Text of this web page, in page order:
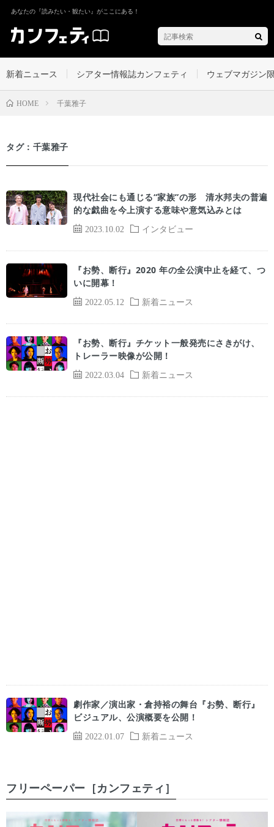
あなたの『読みたい・観たい』がここにある！
新着ニュース シアター情報誌カンフェティ ウェブマガジン
HOME 千葉雅子
タグ：千葉雅子
2023.10.02 インタビュー
現代社会にも通じる“家族”の形 清水邦夫の普遍
的な戯曲を今上演する意味や意気込みとは
2022.05.12 新着ニュース
『お勢、断行』2020 年の全公演中止を経て、つ
いに開幕！
2022.03.04 新着ニュース
『お勢、断行』チケット一般発売にさきがけ、
トレーラー映像が公開！
2022.01.07 新着ニュース
劇作家／演出家・倉持裕の舞台『お勢、断行』
ビジュアル、公演概要を公開！
フリーペーパー［カンフェティ］